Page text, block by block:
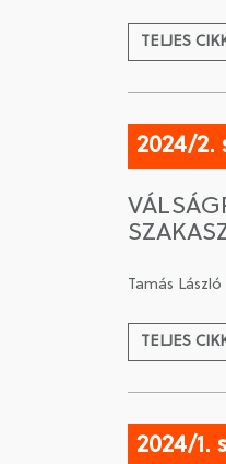
TELJES
2024/2.
Tamás
TELJES
2024/1.